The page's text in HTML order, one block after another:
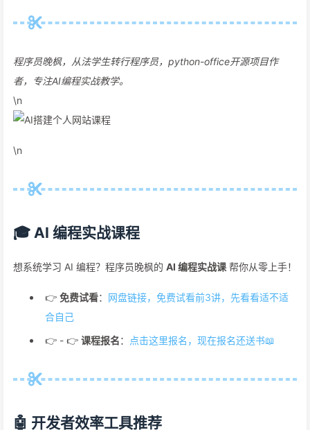
程序员晚枫，从法学生转行程序员，python-office开源项目作
者，专注AI编程实战教学。
\n
\n
🎓 AI 编程实战课程
想系统学习 AI 编程？程序员晚枫的 AI 编程实战课 帮你从零上手！
👉 免费试看： 网盘链接，免费试看前3讲，先看看适不适
合自己
👉 - 👉 课程报名： 点击这里报名，现在报名还送书📖
🤖 开发者效率工具推荐